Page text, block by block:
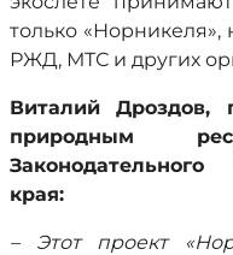
только «Норникеля»,
РЖД, МТС и других
Виталий Дроздов,
природным
края:
– Этот проект